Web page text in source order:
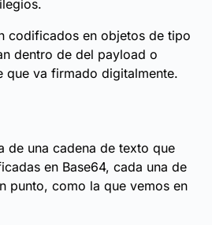
codificados en objetos de tipo
dentro de del payload o
que va firmado digitalmente.
de una cadena de texto que
en Base64, cada una de
punto, como la que vemos en